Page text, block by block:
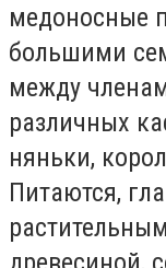
медоносные
большими
между
различных
няньки,
Питаются,